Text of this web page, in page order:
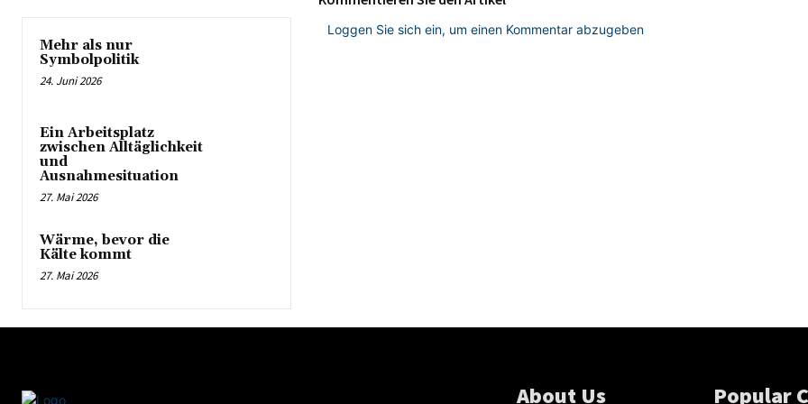
Mehr als nur
Symbolpolitik
24. Juni 2026
Ein Arbeitsplatz
zwischen Alltäglichkeit
und
Ausnahmesituation
27. Mai 2026
Wärme, bevor die
Kälte kommt
27. Mai 2026
Loggen Sie sich ein, um einen Kommentar abzugeben
About Us Popular